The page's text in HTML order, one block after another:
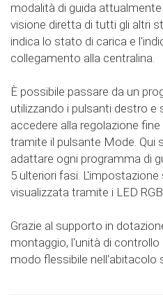
modalità di guida
visione diretta di tutti gli altri
indica lo stato di carica e
collegamento alla centralina.
È possibile passare da un
utilizzando i pulsanti destro e
accedere alla regolazione
tramite il pulsante Mode. Qui
adattare ogni programma di
5 ulteriori fasi.
visualizzata tramite i LED
Grazie al supporto in
montaggio, l'unità di
modo flessibile nell'abitacolo